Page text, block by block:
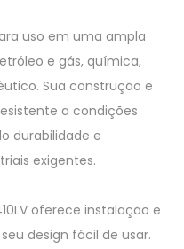
uso em uma ampla
e gás, química,
Sua construção e
a condições
durabilidade e
exigentes.
oferece instalação e
design fácil de usar.